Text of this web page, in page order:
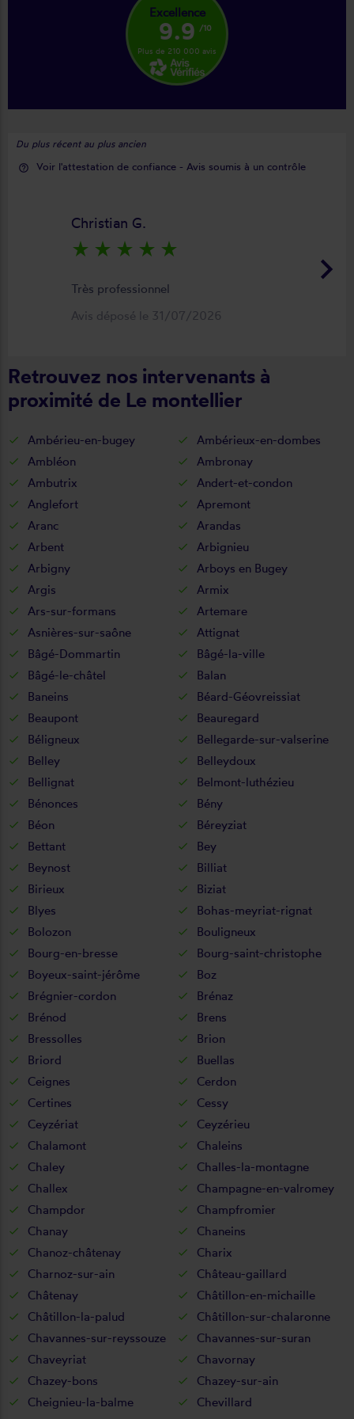
Excellence
9.9 /10
Plus de 210 000 avis
Du plus récent au plus ancien
help_outline Voir l'attestation de confiance - Avis soumis à un contrôle
keyboard_arrow_right
Christian G.
star_rate star_rate star_rate star_rate star_rate
Très professionnel
Avis déposé le 31/07/2026
Retrouvez nos intervenants à
proximité de Le montellier
Ambérieu-en-bugey
Ambérieux-en-dombes
Ambléon
Ambronay
Ambutrix
Andert-et-condon
Anglefort
Apremont
Aranc
Arandas
Arbent
Arbignieu
Arbigny
Arboys en Bugey
Argis
Armix
Ars-sur-formans
Artemare
Asnières-sur-saône
Attignat
Bâgé-Dommartin
Bâgé-la-ville
Bâgé-le-châtel
Balan
Baneins
Béard-Géovreissiat
Beaupont
Beauregard
Béligneux
Bellegarde-sur-valserine
Belley
Belleydoux
Bellignat
Belmont-luthézieu
Bénonces
Bény
Béon
Béreyziat
Bettant
Bey
Beynost
Billiat
Birieux
Biziat
Blyes
Bohas-meyriat-rignat
Bolozon
Bouligneux
Bourg-en-bresse
Bourg-saint-christophe
Boyeux-saint-jérôme
Boz
Brégnier-cordon
Brénaz
Brénod
Brens
Bressolles
Brion
Briord
Buellas
Ceignes
Cerdon
Certines
Cessy
Ceyzériat
Ceyzérieu
Chalamont
Chaleins
Chaley
Challes-la-montagne
Challex
Champagne-en-valromey
Champdor
Champfromier
Chanay
Chaneins
Chanoz-châtenay
Charix
Charnoz-sur-ain
Château-gaillard
Châtenay
Châtillon-en-michaille
Châtillon-la-palud
Châtillon-sur-chalaronne
Chavannes-sur-reyssouze
Chavannes-sur-suran
Chaveyriat
Chavornay
Chazey-bons
Chazey-sur-ain
Cheignieu-la-balme
Chevillard